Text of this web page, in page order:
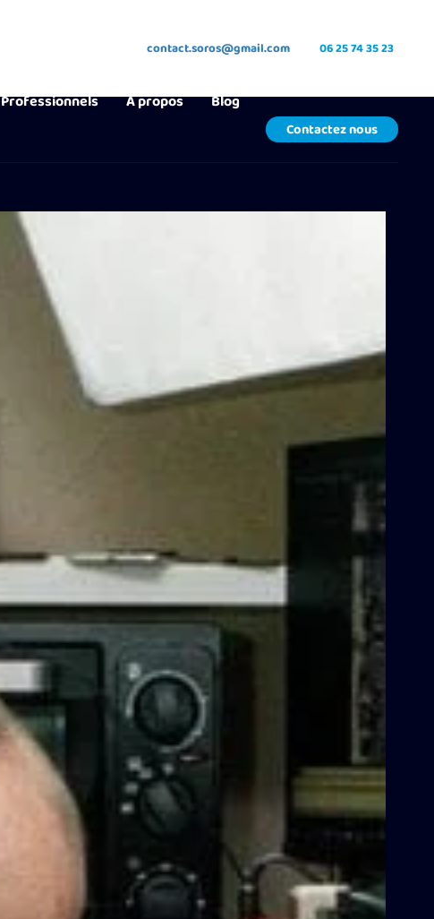
contact.soros@gmail.com 06 25 74 35 23
Professionnels À propos Blog
Contactez nous